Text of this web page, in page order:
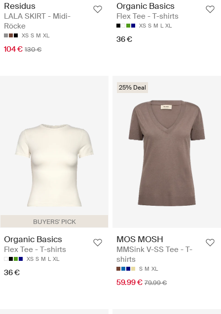
Residus
LALA SKIRT - Midi-
Röcke
XS S M XL
104 € 130 €
Organic Basics
Flex Tee - T-shirts
XS S M L XL
36 €
BUYERS' PICK
Organic Basics
Flex Tee - T-shirts
XS S M L XL
36 €
25% Deal
MOS MOSH
MMSink V-SS Tee - T-
shirts
S M XL
59.99 € 79.99 €